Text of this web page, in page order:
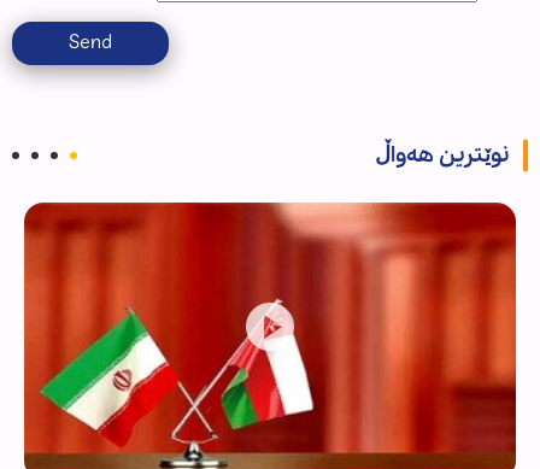
Send
نوێترین هەواڵ